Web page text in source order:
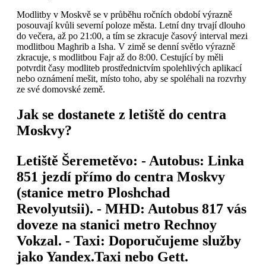
Modlitby v Moskvě se v průběhu ročních období výrazně
posouvají kvůli severní poloze města. Letní dny trvají dlouho
do večera, až po 21:00, a tím se zkracuje časový interval mezi
modlitbou Maghrib a Isha. V zimě se denní světlo výrazně
zkracuje, s modlitbou Fajr až do 8:00. Cestující by měli
potvrdit časy modliteb prostřednictvím spolehlivých aplikací
nebo oznámení mešit, místo toho, aby se spoléhali na rozvrhy
ze své domovské země.
Jak se dostanete z letiště do centra
Moskvy?
Letiště Šeremetěvo: - Autobus: Linka
851 jezdí přímo do centra Moskvy
(stanice metro Ploshchad
Revolyutsii). - MHD: Autobus 817 vás
doveze na stanici metro Rechnoy
Vokzal. - Taxi: Doporučujeme služby
jako Yandex.Taxi nebo Gett.